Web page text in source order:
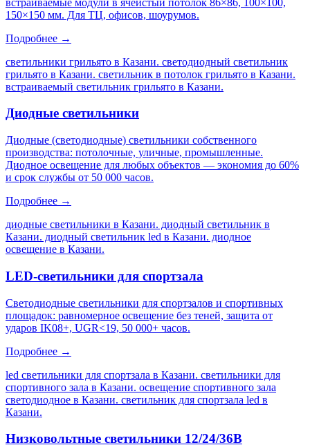
150×150 мм. Для ТЦ, офисов, шоурумов.
Подробнее →
светильники грильято в Казани. светодиодный светильник
грильято в Казани. светильник в потолок грильято в Казани.
встраиваемый светильник грильято в Казани.
Диодные светильники
Диодные (светодиодные) светильники собственного
производства: потолочные, уличные, промышленные.
Диодное освещение для любых объектов — экономия до 60%
и срок службы от 50 000 часов.
Подробнее →
диодные светильники в Казани. диодный светильник в
Казани. диодный светильник led в Казани. диодное
освещение в Казани.
LED-светильники для спортзала
Светодиодные светильники для спортзалов и спортивных
площадок: равномерное освещение без теней, защита от
ударов IK08+, UGR<19, 50 000+ часов.
Подробнее →
led светильники для спортзала в Казани. светильники для
спортивного зала в Казани. освещение спортивного зала
светодиодное в Казани. светильник для спортзала led в
Казани.
Низковольтные светильники 12/24/36В